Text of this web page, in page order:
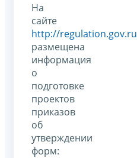
На
сайте
http://regulation.gov.ru
размещена
информация
о
подготовке
проектов
приказов
об
утверждении
форм: